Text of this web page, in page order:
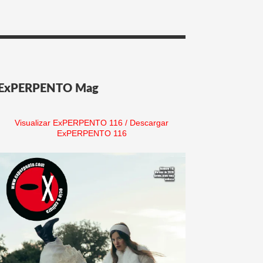
Mag
Visualizar ExPERPENTO 116 / Descargar
ExPERPENTO 116